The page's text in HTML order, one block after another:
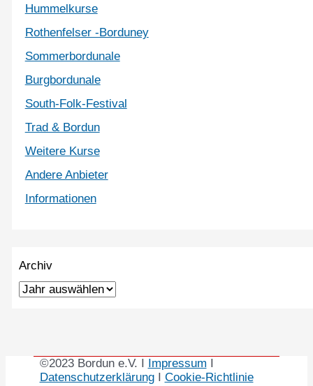
Hummelkurse
Rothenfelser -Borduney
Sommerbordunale
Burgbordunale
South-Folk-Festival
Trad & Bordun
Weitere Kurse
Andere Anbieter
Informationen
Archiv
©2023 Bordun e.V. I Impressum I
DatenschutzerklärungI Cookie-Richtlinie